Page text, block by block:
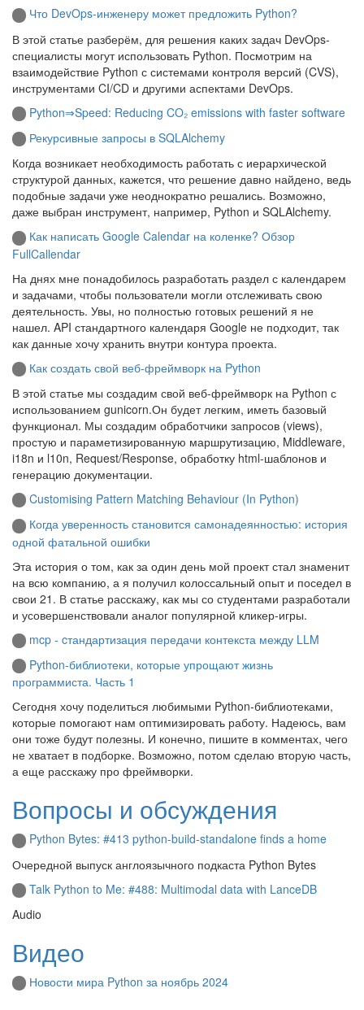
Что DevOps-инженеру может предложить Python?
В этой статье разберём, для решения каких задач DevOps-
специалисты могут использовать Python. Посмотрим на
взаимодействие Python с системами контроля версий (CVS),
инструментами CI/CD и другими аспектами DevOps.
Python⇒Speed: Reducing CO₂ emissions with faster software
Рекурсивные запросы в SQLAlchemy
Когда возникает необходимость работать с иерархической
структурой данных, кажется, что решение давно найдено, ведь
подобные задачи уже неоднократно решались. Возможно,
даже выбран инструмент, например, Python и SQLAlchemy.
Как написать Google Calendar на коленке? Обзор
FullCallendar
На днях мне понадобилось разработать раздел с календарем
и задачами, чтобы пользователи могли отслеживать свою
деятельность. Увы, но полностью готовых решений я не
нашел. API стандартного календаря Google не подходит, так
как данные хочу хранить внутри контура проекта.
Как создать свой веб-фреймворк на Python
В этой статье мы создадим свой веб-фреймворк на Python с
использованием gunicorn.Он будет легким, иметь базовый
функционал. Мы создадим обработчики запросов (views),
простую и параметизированную маршрутизацию, Middleware,
i18n и l10n, Request/Response, обработку html-шаблонов и
генерацию документации.
Customising Pattern Matching Behaviour (In Python)
Когда уверенность становится самонадеянностью: история
одной фатальной ошибки
Эта история о том, как за один день мой проект стал знаменит
на всю компанию, а я получил колоссальный опыт и поседел в
свои 21. В статье расскажу, как мы со студентами разработали
и усовершенствовали аналог популярной кликер-игры.
mcp - cтандартизация передачи контекста между LLM
Python-библиотеки, которые упрощают жизнь
программиста. Часть 1
Сегодня хочу поделиться любимыми Python-библиотеками,
которые помогают нам оптимизировать работу. Надеюсь, вам
они тоже будут полезны. И конечно, пишите в комментах, чего
не хватает в подборке. Возможно, потом сделаю вторую часть,
а еще расскажу про фреймворки.
Вопросы и обсуждения
Python Bytes: #413 python-build-standalone finds a home
Очередной выпуск англоязычного подкаста Python Bytes
Talk Python to Me: #488: Multimodal data with LanceDB
Audio
Видео
Новости мира Python за ноябрь 2024